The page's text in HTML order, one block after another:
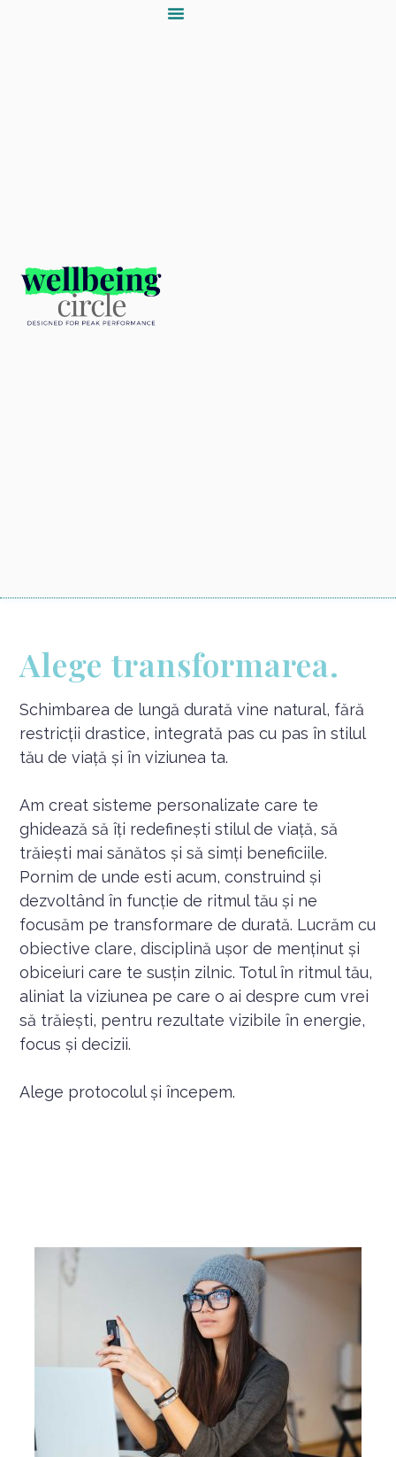
Alege transformarea.
Schimbarea de lungă durată vine natural, fără
restricții drastice, integrată pas cu pas în stilul
tău de viață și în viziunea ta.
Am creat sisteme personalizate care te
ghidează să îți redefinești stilul de viață, să
trăiești mai sănătos și să simți beneficiile.
Pornim de unde esti acum, construind și
dezvoltând în funcție de ritmul tău și ne
focusăm pe transformare de durată. Lucrăm cu
obiective clare, disciplină ușor de menținut și
obiceiuri care te susțin zilnic. Totul în ritmul tău,
aliniat la viziunea pe care o ai despre cum vrei
să trăiești, pentru rezultate vizibile în energie,
focus și decizii.
Alege protocolul și începem.